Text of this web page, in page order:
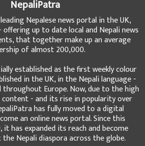
NepaliPatra
Nepalese news portal in the UK,
offering up to date local and Nepali news
that together make up an average
of almost 200,000.
established as the first weekly colour
in the UK, in the Nepali language -
Europe. Now, due to the high
- and its rise in popularity over
has fully moved to a digital
an online news portal. Since this
has expanded its reach and become
Nepali diaspora across the globe.